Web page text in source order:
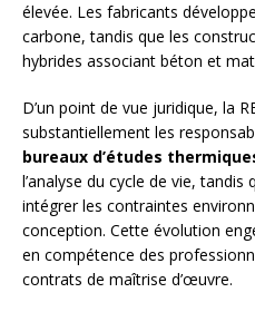
élevée. Les fabricants
carbone, tandis que les
hybrides associant béton et
D’un point de vue juridique, la
substantiellement les
bureaux d’études
l’analyse du cycle de vie, tandis
intégrer les contraintes
conception. Cette évolution
en compétence des
contrats de maîtrise d’œuvre.